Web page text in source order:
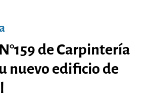
de Carpintería
nuevo edificio de